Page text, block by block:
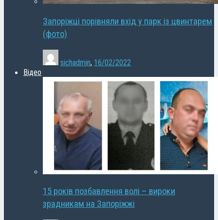
Запоріжці порівняли вхід у парк із цвинтарем
(фото)
sichadmin, 16/02/2022
Відео
15 років позбавлення волі – вироки
зрадникам на Запоріжжі